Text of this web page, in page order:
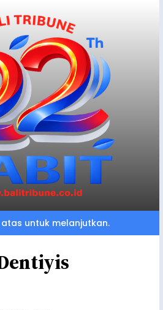
untuk melanjutkan.